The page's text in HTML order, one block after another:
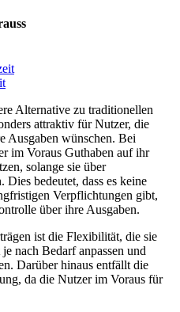
Alternative zu traditionellen
attraktiv für Nutzer, die
Ausgaben wünschen. Bei
im Voraus Guthaben auf ihr
solange sie über
Dies bedeutet, dass es keine
Verpflichtungen gibt,
über ihre Ausgaben.
ist die Flexibilität, die sie
nach Bedarf anpassen und
Darüber hinaus entfällt die
da die Nutzer im Voraus für